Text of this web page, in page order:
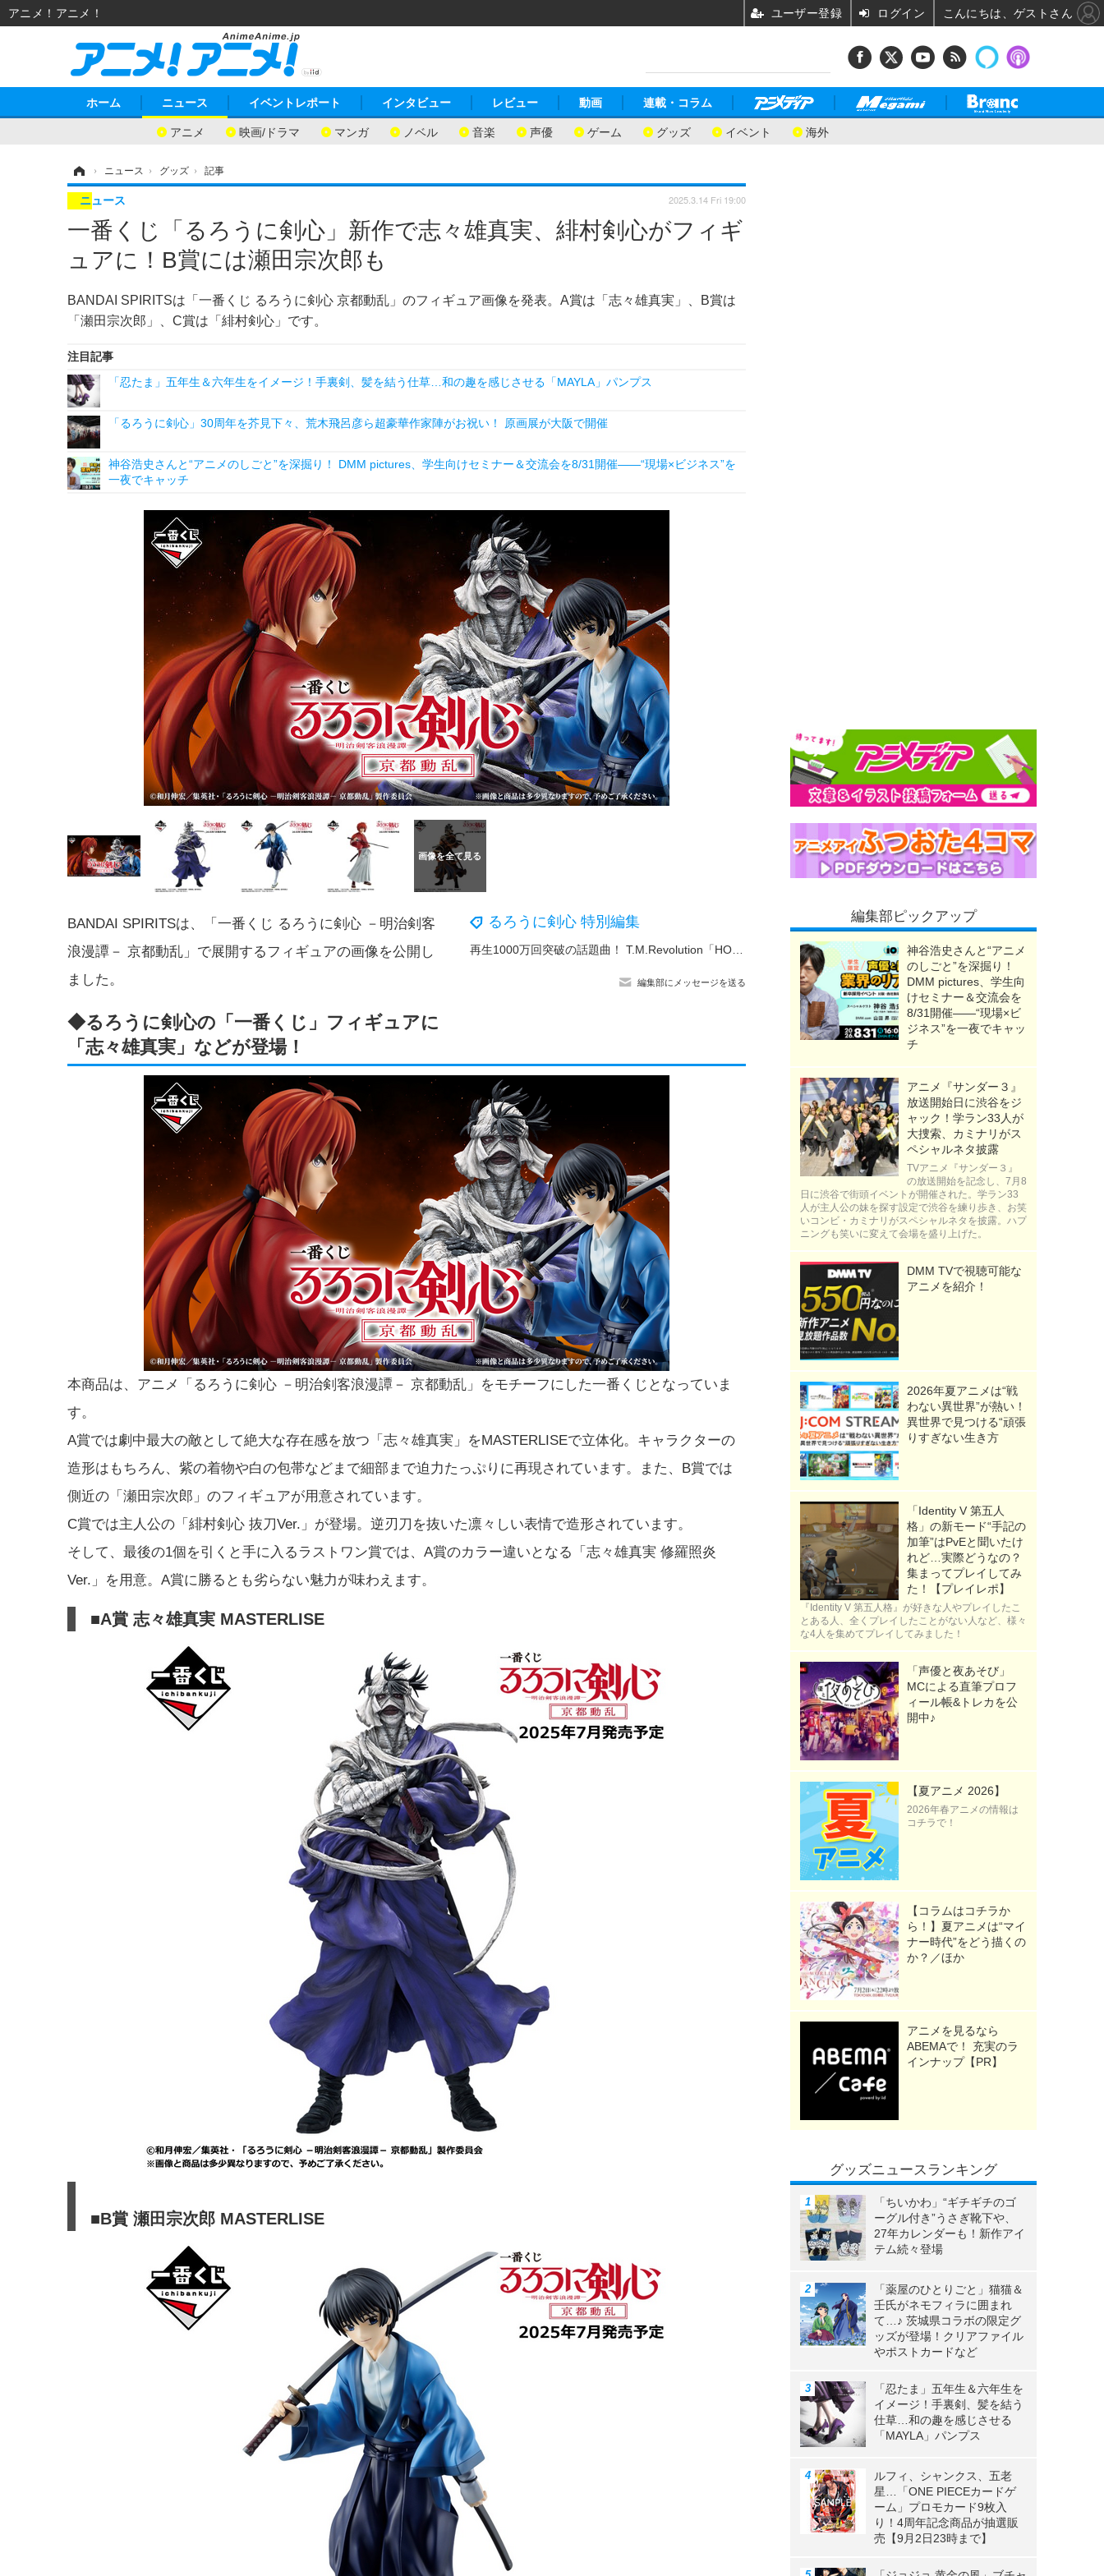
ホーム ニュース
アニメ 映画/ドラマ マンガ ノベル 音楽 声優 ゲーム グッズ イベント 海外
イベントレポート インタビュー レビュー 動画 連載・コラム
› ニュース › グッズ › 記事
一番くじ「るろうに剣心」新作で志々雄真実、緋村剣心がフィギ
ュアに！B賞には瀬田宗次郎も
BANDAI SPIRITSは「一番くじ るろうに剣心 京都動乱」のフィギュア画像を発表。A賞は「志々雄真実」、B賞は
「瀬田宗次郎」、C賞は「緋村剣心」です。
ニュース 2025.3.14 Fri 19:00
注目記事
「忍たま」五年生＆六年生をイメージ！手裏剣、髪を結う仕草…和の趣を感じさせる「MAYLA」パンプス
「るろうに剣心」30周年を芥見下々、荒木飛呂彦ら超豪華作家陣がお祝い！ 原画展が大阪で開催
神谷浩史さんと“アニメのしごと”を深掘り！ DMM pictures、学生向けセミナー＆交流会を8/31開催――“現場×ビジネス”を
一夜でキャッチ
るろうに剣心 特別編集
編集部にメッセージを送る
BANDAI SPIRITSは、「一番くじ るろうに剣心 －明治剣客
浪漫譚－ 京都動乱」で展開するフィギュアの画像を公開し
ました。
◆るろうに剣心の「一番くじ」フィギュアに
「志々雄真実」などが登場！
本商品は、アニメ「るろうに剣心 －明治剣客浪漫譚－ 京都動乱」をモチーフにした一番くじとなっていま
す。
A賞では劇中最大の敵として絶大な存在感を放つ「志々雄真実」をMASTERLISEで立体化。キャラクターの
造形はもちろん、紫の着物や白の包帯などまで細部まで迫力たっぷりに再現されています。また、B賞では
側近の「瀬田宗次郎」のフィギュアが用意されています。
C賞では主人公の「緋村剣心 抜刀Ver.」が登場。逆刃刀を抜いた凛々しい表情で造形されています。
そして、最後の1個を引くと手に入るラストワン賞では、A賞のカラー違いとなる「志々雄真実 修羅照炎
Ver.」を用意。A賞に勝るとも劣らない魅力が味わえます。
■A賞 志々雄真実 MASTERLISE
■B賞 瀬田宗次郎 MASTERLISE
編集部ピックアップ
神谷浩史さんと“アニメ
のしごと”を深掘り！
DMM pictures、学生向
けセミナー＆交流会を
8/31開催――“現場×ビ
ジネス”を一夜でキャッ
チ
アニメ『サンダー３』
放送開始日に渋谷をジ
ャック！学ラン33人が
大捜索、カミナリがス
ペシャルネタ披露
TVアニメ『サンダー３』
の放送開始を記念し、7月8
日に渋谷で街頭イベントが開催された。学ラン33
人が主人公の妹を探す設定で渋谷を練り歩き、お笑
いコンビ・カミナリがスペシャルネタを披露。ハプ
ニングも笑いに変えて会場を盛り上げた。
DMM TVで視聴可能な
アニメを紹介！
2026年夏アニメは“戦
わない異世界”が熱い！
異世界で見つける“頑張
りすぎない生き方
「Identity V 第五人
格」の新モード“手記の
加筆”はPvEと聞いたけ
れど…実際どうなの？
集まってプレイしてみ
た！【プレイレポ】
『Identity V 第五人格』が好きな人やプレイしたこ
とある人、全くプレイしたことがない人など、様々
な4人を集めてプレイしてみました！
「声優と夜あそび」
MCによる直筆プロフ
ィール帳&トレカを公
開中♪
【夏アニメ 2026】
2026年春アニメの情報は
コチラで！
【コラムはコチラか
ら！】夏アニメは“マイ
ナー時代”をどう描くの
か？／ほか
アニメを見るなら
ABEMAで！ 充実のラ
インナップ【PR】
グッズニュースランキング
「ちいかわ」“ギチギチのゴ
ーグル付き”うさぎ靴下や、
27年カレンダーも！新作アイ
テム続々登場
「薬屋のひとりごと」猫猫＆
壬氏がネモフィラに囲まれ
て…♪ 茨城県コラボの限定グ
ッズが登場！クリアファイル
やポストカードなど
「忍たま」五年生＆六年生を
イメージ！手裏剣、髪を結う
仕草…和の趣を感じさせる
「MAYLA」パンプス
ルフィ、シャンクス、五老
星…「ONE PIECEカードゲ
ーム」プロモカード9枚入
り！4周年記念商品が抽選販
売【9月2日23時まで】
アニメ！アニメ！ ユーザー登録 ログイン こんにちは、ゲストさん